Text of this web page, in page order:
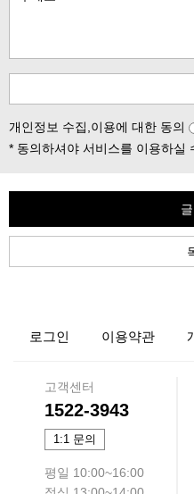
개인정보 수집,이용에 대한 동의
* 동의하셔야 서비스를 이용하실
로그인 이용약관
고객센터
1522-3943
1:1 문의
평일 10:00~16:00